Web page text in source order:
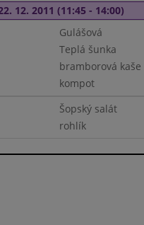
12. 2011 (11:45 - 14:00)
Gulášová
Teplá šunka
bramborová kaše
kompot
Šopský salát
rohlík